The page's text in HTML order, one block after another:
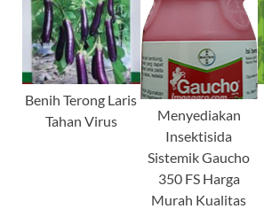
Benih Terong Laris
Tahan Virus
Menyediakan
Insektisida
Sistemik Gaucho
350 FS Harga
Murah Kualitas